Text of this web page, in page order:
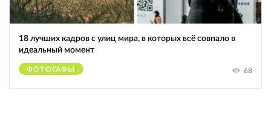
18 лучших кадров с улиц мира, в которых всё совпало в
идеальный момент
ФОТОГАФЫ 68